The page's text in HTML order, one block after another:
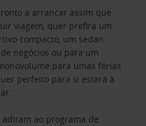
a arrancar assim que
viagem, quer prefira um
compacto, um sedan
negócios ou para um
para umas férias
perfeito para si estará à
ao programa de